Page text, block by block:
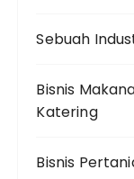
Sebuah
Bisnis
Katering
Bisnis